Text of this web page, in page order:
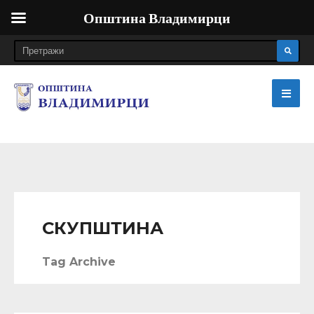
СКУПШТИНА
Tag Archive
Општина Владимирци